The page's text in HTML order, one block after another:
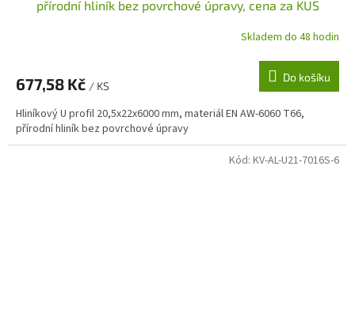
přírodní hliník bez povrchové úpravy, cena za KUS
Skladem do 48 hodin
677,58 Kč / KS
Do košíku
Hliníkový U profil 20,5x22x6000 mm, materiál EN AW-6060 T66,
přírodní hliník bez povrchové úpravy
Kód: KV-AL-U21-7016S-6